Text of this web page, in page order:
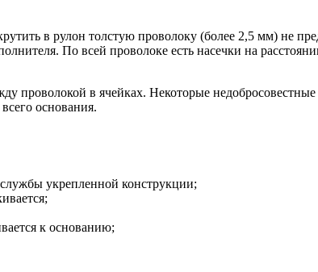
в рулон толстую проволоку (более 2,5 мм) не
По всей проволоке есть насечки на
проволокой в ячейках. Некоторые
основания.
укрепленной конструкции;
к основанию;